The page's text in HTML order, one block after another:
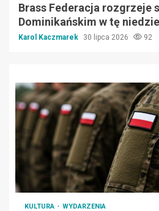
Brass Federacja rozgrzeje
Dominikańskim w tę
Karol Kaczmarek 30 lipca 2026 92
KULTURA WYDARZENIA